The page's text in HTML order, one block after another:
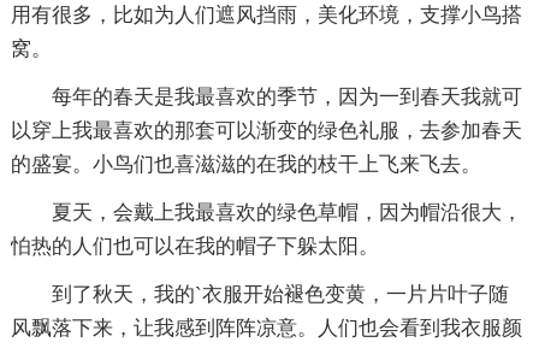
用有很多，比如为人们遮风挡雨，美化环境，支撑小鸟搭
窝。
每年的春天是我最喜欢的季节，因为一到春天我就可
以穿上我最喜欢的那套可以渐变的绿色礼服，去参加春天
的盛宴。小鸟们也喜滋滋的在我的枝干上飞来飞去。
夏天，会戴上我最喜欢的绿色草帽，因为帽沿很大，
怕热的人们也可以在我的帽子下躲太阳。
到了秋天，我的`衣服开始褪色变黄，一片片叶子随
风飘落下来，让我感到阵阵凉意。人们也会看到我衣服颜